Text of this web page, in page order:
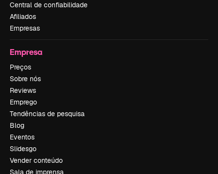
Central de confiabilidade
Afiliados
Empresas
Empresa
Preços
Sobre nós
Reviews
Emprego
Tendências de pesquisa
Blog
Eventos
Slidesgo
Vender conteúdo
Sala de imprensa